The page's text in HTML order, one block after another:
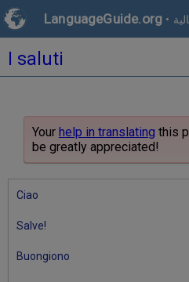
LanguageGuide.org •
I saluti
Your help in translating this
be greatly appreciated!
Ciao
Salve!
Buongiono